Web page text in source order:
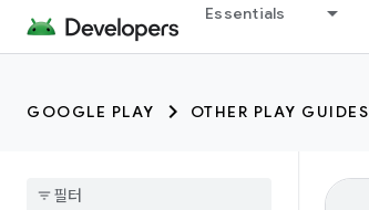
Essentials
GOOGLE PLAY OTHER PLAY GUIDES